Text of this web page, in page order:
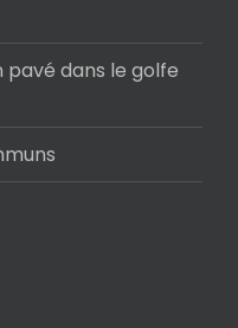
pavé dans le golfe